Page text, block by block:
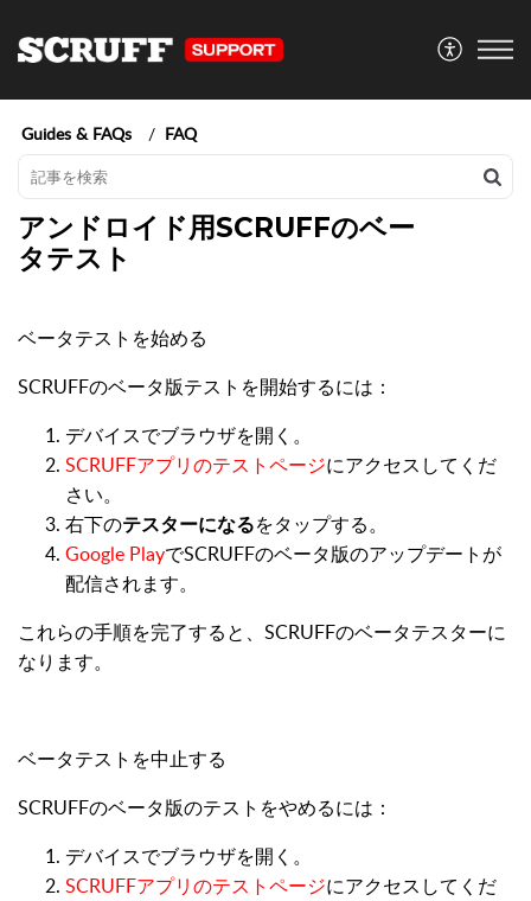
Guides & FAQs FAQ
アンドロイド用SCRUFFのベー
タテスト
ベータテストを始める
SCRUFFのベータ版テストを開始するには：
デバイスでブラウザを開く。
SCRUFFアプリのテストページにアクセスしてくだ
さい。
右下のテスターになるをタップする。
Google PlayでSCRUFFのベータ版のアップデートが
配信されます。
これらの手順を完了すると、SCRUFFのベータテスターに
なります。
ベータテストを中止する
SCRUFFのベータ版のテストをやめるには：
デバイスでブラウザを開く。
SCRUFFアプリのテストページにアクセスしてくだ